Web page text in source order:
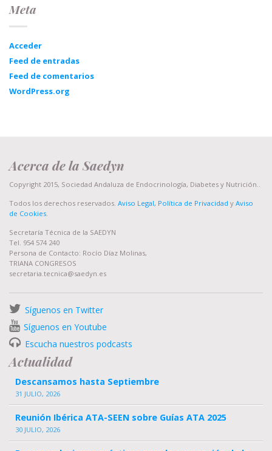
Meta
Acceder
Feed de entradas
Feed de comentarios
WordPress.org
Acerca de la Saedyn
Copyright 2015, Sociedad Andaluza de Endocrinología, Diabetes y Nutrición..
Todos los derechos reservados. Aviso Legal, Política de Privacidad y Aviso
de Cookies.
Secretaría Técnica de la SAEDYN
Tel. 954 574 240
Persona de Contacto: Rocío Díaz Molinas,
TRIANA CONGRESOS
secretaria.tecnica@saedyn.es
Síguenos en Twitter
Síguenos en Youtube
Escucha nuestros podcasts
Actualidad
Descansamos hasta Septiembre
31 JULIO, 2026
Reunión Ibérica ATA-SEEN sobre Guías ATA 2025
30 JULIO, 2026